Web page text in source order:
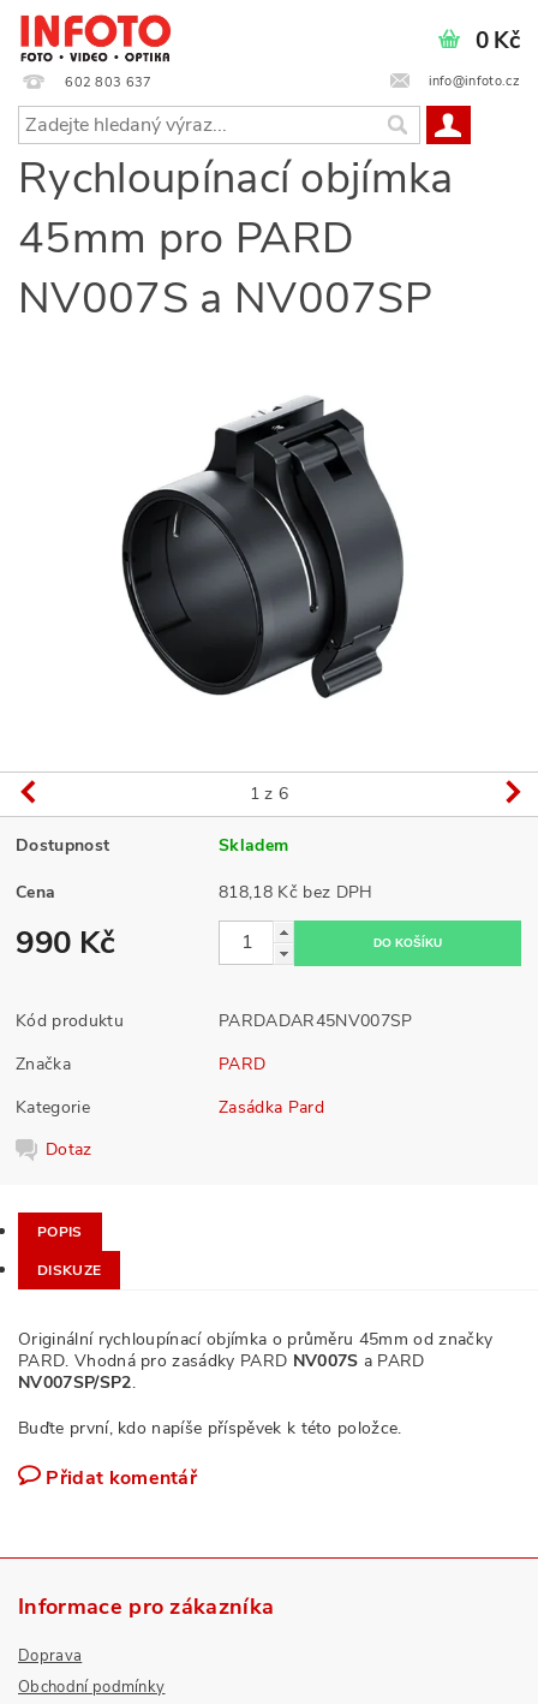
602 803 637 info@infoto.cz
0 Kč
Rychloupínací objímka
45mm pro PARD
NV007S a NV007SP
1 z 6
Dostupnost Skladem
Cena 818,18 Kč bez DPH
990 Kč
Kód produktu
PARDADAR45NV007SP
Značka
PARD
Kategorie
Zasádka Pard
Dotaz
POPIS
DISKUZE
Originální rychloupínací objímka o průměru 45mm od značky
PARD. Vhodná pro zasádky PARD NV007S a PARD
NV007SP/SP2.
Buďte první, kdo napíše příspěvek k této položce.
Přidat komentář
Informace pro zákazníka
Doprava
Obchodní podmínky